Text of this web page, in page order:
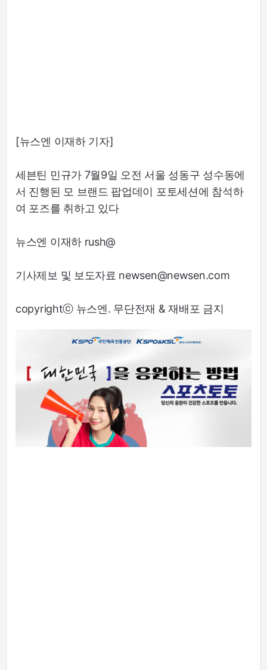
[뉴스엔 이재하 기자]
세븐틴 민규가 7월9일 오전 서울 성동구 성수동에
서 진행된 모 브랜드 팝업데이 포토세션에 참석하
여 포즈를 취하고 있다
뉴스엔 이재하 rush@
기사제보 및 보도자료 newsen@newsen.com
copyrightⓒ 뉴스엔. 무단전재 & 재배포 금지